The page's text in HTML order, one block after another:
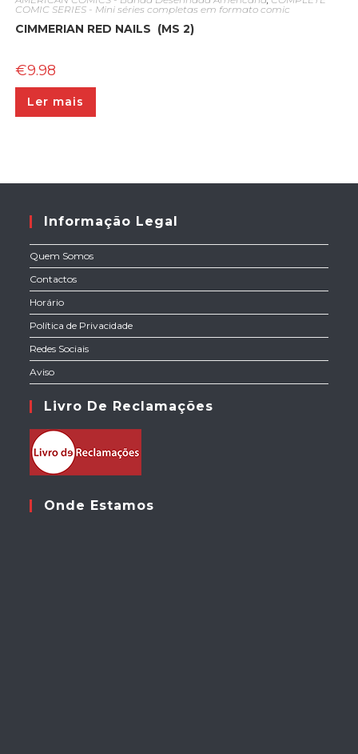
COMIC SERIES - Mini séries completas em formato comic
CIMMERIAN RED NAILS (MS 2)
€9.98
Ler mais
Informação Legal
Quem Somos
Contactos
Horário
Política de Privacidade
Redes Sociais
Aviso
Livro De Reclamações
Onde Estamos